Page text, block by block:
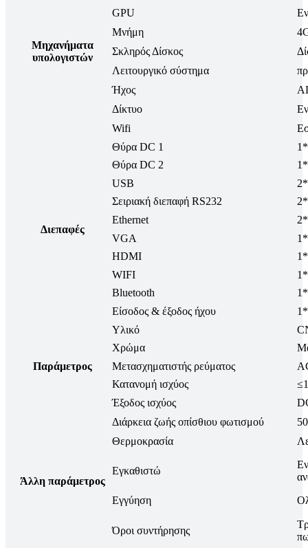
Μηχανήματα
υπολογιστών
GPU
Μνήμη
Σκληρός Δίσκος
Λειτουργικό σύστημα
Ήχος
Δίκτυο
Wifi
Διεπαφές
Θύρα DC 1
Θύρα DC 2
USB
Σειριακή διεπαφή RS232
Ethernet
VGA
HDMI
WIFI
Bluetooth
Είσοδος & έξοδος ήχου
Παράμετρος
Υλικό
Χρώμα
Μετασχηματιστής ρεύματος
Κατανομή ισχύος
Έξοδος ισχύος
Άλλη παράμετρος
Διάρκεια ζωής οπίσθιου φωτισμού
Θερμοκρασία
Εγκαθιστώ
Εγγύηση
Όροι συντήρησης